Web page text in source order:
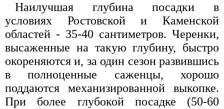
Наилучшая глубина посадки в
условиях Ростовской и Каменской
областей - 35-40 сантиметров. Черенки,
высаженные на такую глубину, быстро
окореняются и, за один сезон развившись
в полноценные саженцы, хорошо
поддаются механизированной выкопке.
При более глубокой посадке (50-60